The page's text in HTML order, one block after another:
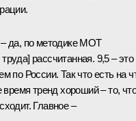
– да, по методике МОТ
рассчитанная. 9,5 – это
по России. Так что есть на
тренд хороший – то, что
Главное –